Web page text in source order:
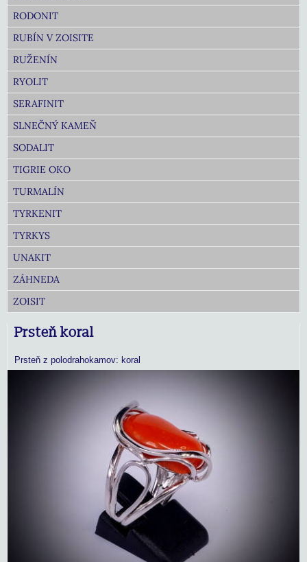
RODONIT
RUBÍN V ZOISITE
RUŽENÍN
RYOLIT
SERAFINIT
SLNEČNÝ KAMEŇ
SODALIT
TIGRIE OKO
TURMALÍN
TYRKENIT
TYRKYS
UNAKIT
ZÁHNEDA
ZOISIT
Prsteň koral
Prsteň z polodrahokamov: koral